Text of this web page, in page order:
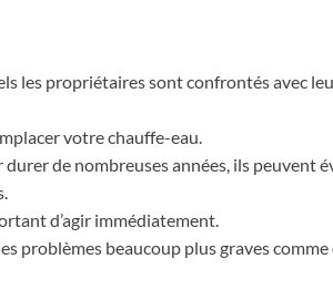
les propriétaires sont confrontés avec
votre chauffe-eau.
de nombreuses années, ils peuvent
d’agir immédiatement.
problèmes beaucoup plus graves comme